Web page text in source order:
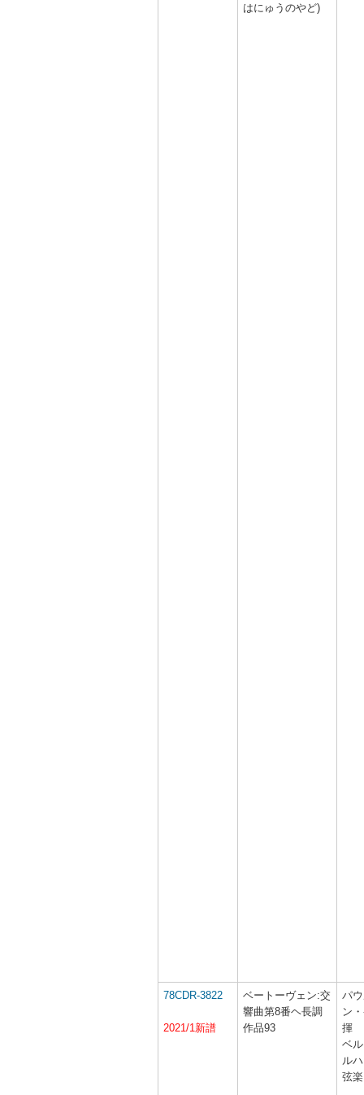
はにゅうのやど)
78CDR-3822
2021/1新譜
ベートーヴェン:交
響曲第8番ヘ長調
作品93
パ
ン
揮
ベ
ル
弦